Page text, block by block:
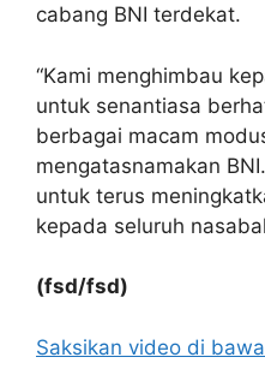
cabang BNI terdekat.
“Kami menghimbau
untuk senantiasa
berbagai macam
mengatasnamakan
untuk terus
kepada seluruh
(fsd/fsd)
Saksikan video di